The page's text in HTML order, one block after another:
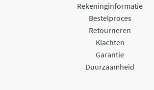
Rekeninginformatie
Bestelproces
Retourneren
Klachten
Garantie
Duurzaamheid